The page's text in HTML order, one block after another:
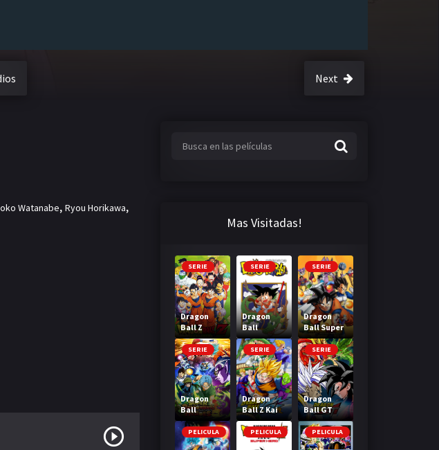
Next
Watanabe, Ryou Horikawa,
Mas Visitadas!
SERIE
Dragon
Ball Z
SERIE
Dragon
Ball
SERIE
Dragon
Ball Super
SERIE
Dragon
Ball
Heroes
SERIE
Dragon
Ball Z Kai
SERIE
Dragon
Ball GT
PELICULA PELICULA PELICULA